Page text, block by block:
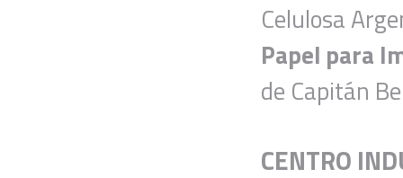
Celulosa
Papel para
de Capitán
CENTRO